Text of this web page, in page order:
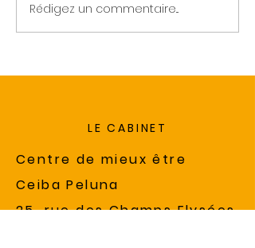
Rédigez un commentaire...
LE CABINET
Centre de mieux être
Ceiba Peluna
25, rue des Champs Elysées